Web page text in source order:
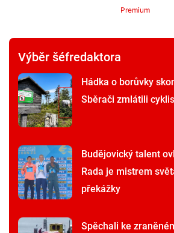
Premium
Výběr šéfredaktora
Hádka o borůvky
Sběrači zmlátili
Budějovický talent
Rada je mistrem
překážky
Spěchali ke